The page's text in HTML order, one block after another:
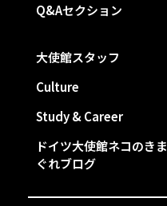
Q&Aセクション
大使館スタッフ
Culture
Study & Career
ドイツ大使館ネコのきま
ぐれブログ